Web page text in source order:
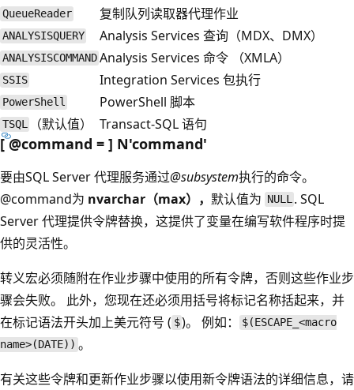
QueueReader 复制队列读取器代理作业
ANALYSISQUERY Analysis Services 查询（MDX、DMX）
ANALYSISCOMMAND Analysis Services 命令 （XMLA）
SSIS Integration Services 包执行
PowerShell PowerShell 脚本
TSQL （默认值） Transact-SQL 语句
[ @command = ] N'command'
要由SQL Server 代理服务通过@subsystem执行的命令。
@command为 nvarchar（max）， 默认值为 NULL . SQL
Server 代理提供令牌替换，这提供了变量在编写软件程序时提
供的灵活性。
转义宏必须随附在作业步骤中使用的所有令牌，否则这些作业步
骤会失败。 此外，您现在还必须用括号将标记名称括起来，并
在标记语法开头加上美元符号 ( $)。 例如：
$(ESCAPE_<macro
name>(DATE)) 。
有关这些令牌和更新作业步骤以使用新令牌语法的详细信息，请